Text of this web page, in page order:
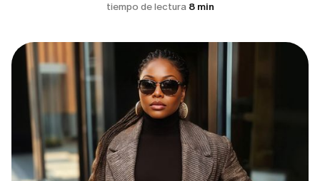
tiempo de lectura 8 min